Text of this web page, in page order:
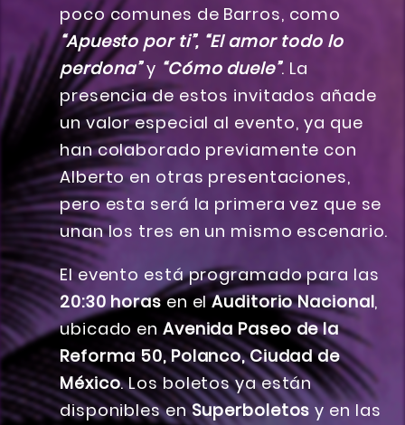
poco comunes de Barros, como
“Apuesto por ti”, “El amor todo lo
perdona”y “Cómo duele”. La
presencia de estos invitados añade
un valor especial al evento, ya que
han colaborado previamente con
Alberto en otras presentaciones,
pero esta será la primera vez que se
unan los tres en un mismo escenario.
El evento está programado para las
20:30 horasen elAuditorio Nacional,
ubicado en Avenida Paseo de la
Reforma 50, Polanco, Ciudad de
México. Los boletos ya están
disponibles enSuperboletos y en las